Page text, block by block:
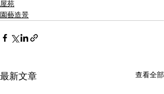
屋苑
園藝造景
最新文章 查看全部